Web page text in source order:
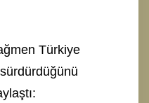
Türkiye